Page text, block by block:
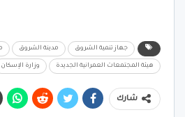
جهاز تنمية الشروق مدينة الشروق
هيئة المجتمعات العمرانية الجديدة وزارة الإسكان
شارك